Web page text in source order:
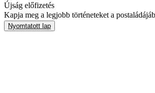
Újság előfizetés
Kapja meg a legjobb történeteket a
Nyomtatott lap